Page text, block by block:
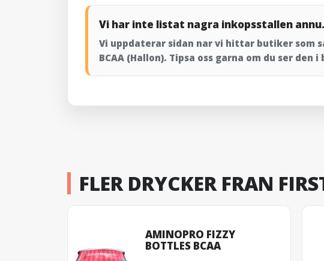
Vi har inte listat nagra inkopsstallen annu.
Vi uppdaterar sidan nar vi hittar butiker som
BCAA (Hallon). Tipsa oss garna om du ser den i
FLER DRYCKER FRAN
AMINOPRO FIZZY
BOTTLES BCAA